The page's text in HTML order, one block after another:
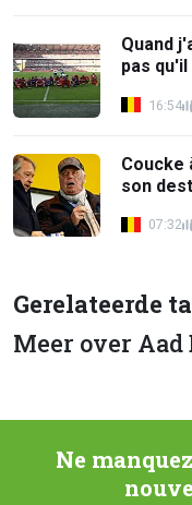
Quand
pas
16:54
Coucke
son
07:32
Gerelateerde
Meer over Aad
Ne